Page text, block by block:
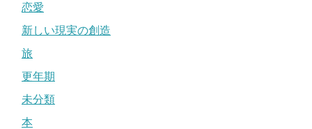
恋愛
新しい現実の創造
旅
更年期
未分類
本